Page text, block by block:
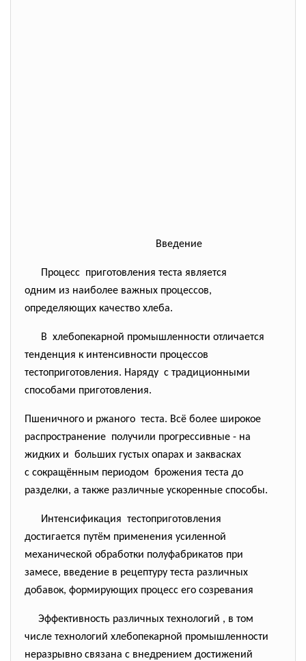
Введение
Процесс приготовления теста является
одним из наиболее важных процессов,
определяющих качество хлеба.
В хлебопекарной промышленности отличается
тенденция к интенсивности процессов
тестоприготовления. Наряду с традиционными
способами приготовления.
Пшеничного и ржаного теста. Всё более широкое
распространение получили прогрессивные - на
жидких и больших густых опарах и заквасках
с сокращённым периодом брожения теста до
разделки, а также различные ускоренные способы.
Интенсификация тестоприготовления
достигается путём применения усиленной
механической обработки полуфабрикатов при
замесе, введение в рецептуру теста различных
добавок, формирующих процесс его созревания
Эффективность различных технологий , в том
числе технологий хлебопекарной промышленности
неразрывно связана с внедрением достижений